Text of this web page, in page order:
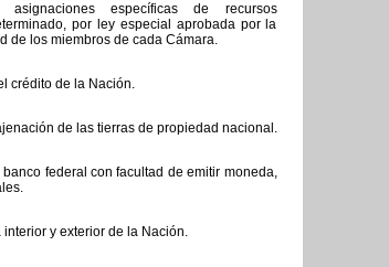
específicas de recursos
por ley especial aprobada por la
de los miembros de cada Cámara.
crédito de la Nación.
de las tierras de propiedad nacional.
federal con facultad de emitir moneda,
y exterior de la Nación.